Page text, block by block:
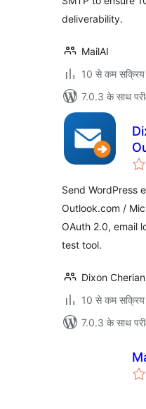
deliverability.
MailAI
10 से कम सक्रिय
7.0.3 के साथ
Send WordPress
Outlook.com /
OAuth 2.0, email
test tool.
Dixon Cherian
10 से कम सक्रिय
7.0.3 के साथ